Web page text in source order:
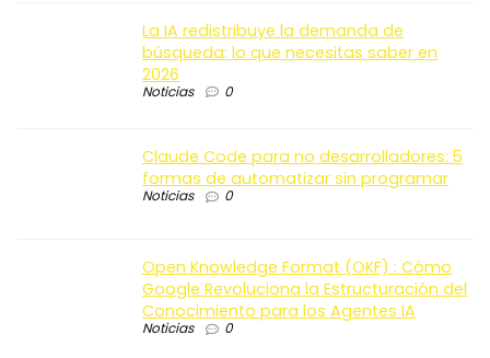
La IA redistribuye la demanda de
búsqueda: lo que necesitas saber en
2026
Noticias 0
Claude Code para no desarrolladores: 5
formas de automatizar sin programar
Noticias 0
Open Knowledge Format (OKF) : Cómo
Google Revoluciona la Estructuración del
Conocimiento para los Agentes IA
Noticias 0